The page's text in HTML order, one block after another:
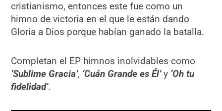
cristianismo, entonces este fue como un
himno de victoria en el que le están dando
Gloria a Dios porque habían ganado la batalla.
Completan el EP himnos inolvidables como
‘Sublime Gracia’, ‘Cuán Grande es Él’y ‘Oh tu
fidelidad’.